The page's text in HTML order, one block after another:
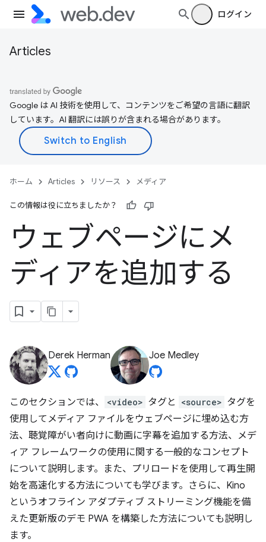
ログイン
Articles
Google は AI 技術を使用して、コンテンツをご希望の言語に翻訳
しています。AI 翻訳には誤りが含まれる場合があります。
ホーム Articles リソース メディア
この情報は役に立ちましたか？
ウェブページにメ
ディアを追加する
Derek Herman Joe Medley
このセクションでは、 <video> タグと <source> タグを
使用してメディア ファイルをウェブページに埋め込む方
法、聴覚障がい者向けに動画に字幕を追加する方法、メデ
ィア フレームワークの使用に関する一般的なコンセプト
について説明します。また、プリロードを使用して再生開
始を高速化する方法についても学びます。さらに、Kino
というオフライン アダプティブ ストリーミング機能を備
えた更新版のデモ PWA を構築した方法についても説明し
ます。